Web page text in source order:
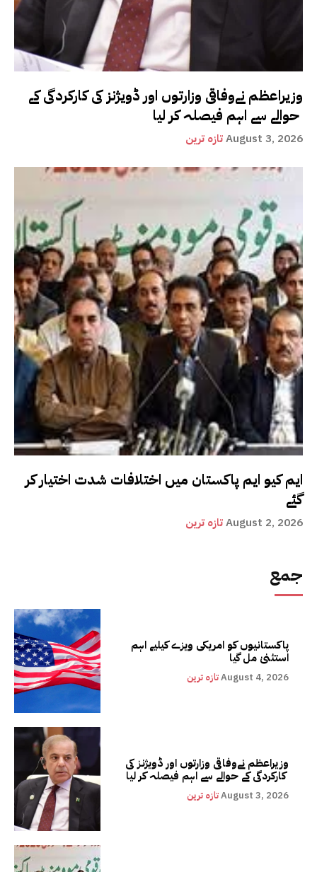
وزیراعظم نےوفاقی وزارتوں اور ڈویژنز کی کارکردگی کے
تازہ ترینAugust 3, 2026
ایم کیو ایم پاکستان میں اختلافات شدت اختیار کر
گئے
تازہ ترینAugust 2, 2026
جمع
پاکستانیوں کو امریکی ویزے کیلیے اہم
استثنیٰ مل گیا
تازہ ترینAugust 4, 2026
وزیراعظم نےوفاقی وزارتوں اور ڈویژنز کی
کارکردگی کے حوالے سے اہم فیصلہ کر لیا
تازہ ترینAugust 3, 2026